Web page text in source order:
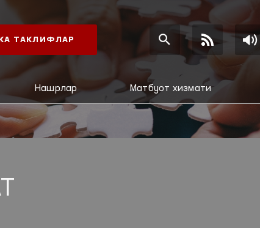
ТАКЛИФЛАР
Нашрлар Матбуот хизмати